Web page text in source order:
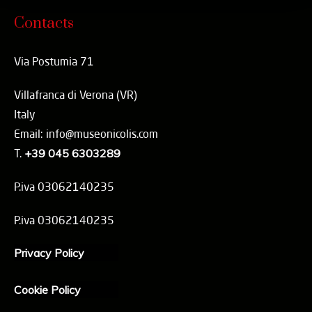
Contacts
Via Postumia 71
Villafranca di Verona (VR)
Italy
Email: info@museonicolis.com
T. +39 045 6303289
P.iva 03062140235
P.iva 03062140235
Privacy Policy
Cookie Policy